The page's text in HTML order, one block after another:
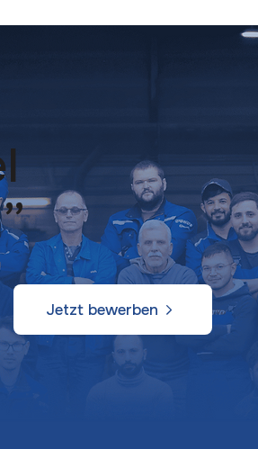
Jetzt bewerben